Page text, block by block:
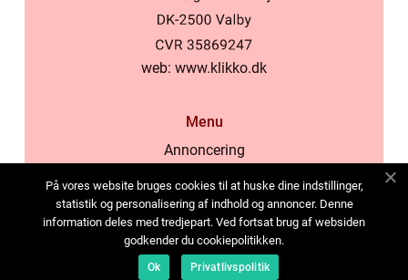
web: www.klikko.dk
Menu
Annoncering
Cookies
Kontakt os
Sitemap
På vores website bruges cookies til at huske dine indstillinger,
statistik og personalisering af indhold og annoncer. Denne
information deles med tredjepart. Ved fortsat brug af websiden
godkender du cookiepolitikken.
Ok Privatlivspolitik